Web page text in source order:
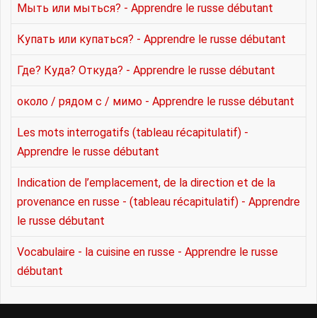
Мыть или мыться? - Apprendre le russe débutant
Купать или купаться? - Apprendre le russe débutant
Где? Куда? Откуда? - Apprendre le russe débutant
около / рядом с / мимо - Apprendre le russe débutant
Les mots interrogatifs (tableau récapitulatif) -
Apprendre le russe débutant
Indication de l’emplacement, de la direction et de la
provenance en russe - (tableau récapitulatif) - Apprendre
le russe débutant
Vocabulaire - la cuisine en russe - Apprendre le russe
débutant